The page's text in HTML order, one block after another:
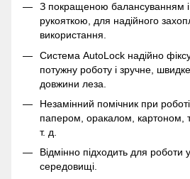
З покращеною балансуванням
рукояткою, для надійного
використання.
Система AutoLock надійно
потужну роботу і зручне,
довжини леза.
Незамінний помічник при
папером, оракалом, картоном,
т. д.
Відмінно підходить для роботи
середовищі.